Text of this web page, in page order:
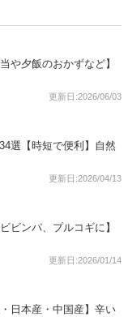
や夕飯のおかずなど】
更新日:2026/06/03
選【時短で便利】自然
更新日:2026/04/13
ビンパ、プルコギに】
更新日:2026/01/14
日本産・中国産】辛い